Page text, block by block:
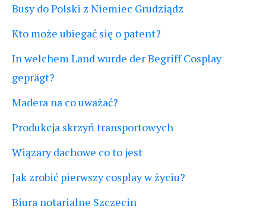
Busy do Polski z Niemiec Grudziądz
Kto może ubiegać się o patent?
In welchem Land wurde der Begriff Cosplay
geprägt?
Madera na co uważać?
Produkcja skrzyń transportowych
Wiązary dachowe co to jest
Jak zrobić pierwszy cosplay w życiu?
Biura notarialne Szczecin